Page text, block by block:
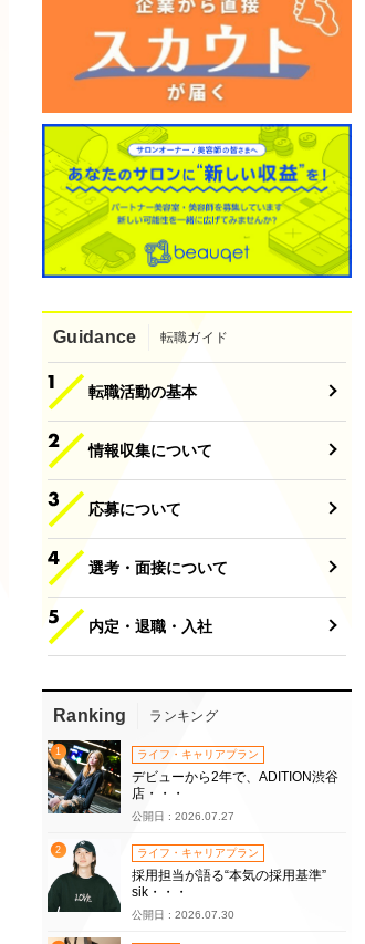
Guidance 転職ガイド
転職活動の基本
情報収集について
応募について
選考・面接について
内定・退職・入社
Ranking ランキング
1 ライフ・キャリアプラン
デビューから2年で、ADITION渋谷
店・・・
公開日 : 2026.07.27
2 ライフ・キャリアプラン
採用担当が語る“本気の採用基準”
sik・・・
公開日 : 2026.07.30